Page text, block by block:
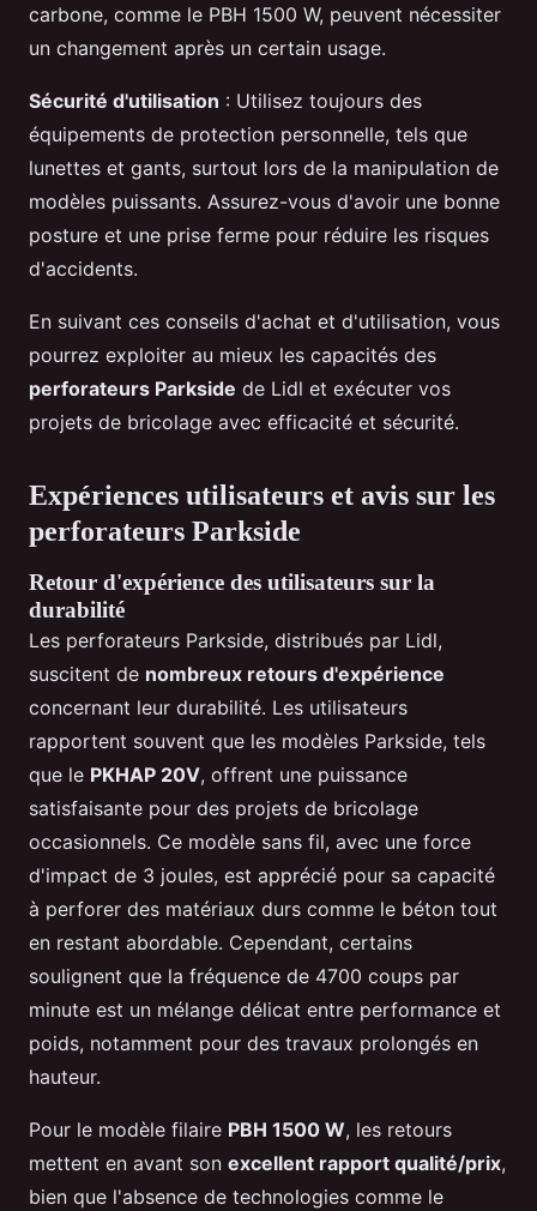
carbone, comme le PBH 1500 W, peuvent nécessiter
un changement après un certain usage.
Sécurité d'utilisation : Utilisez toujours des
équipements de protection personnelle, tels que
lunettes et gants, surtout lors de la manipulation de
modèles puissants. Assurez-vous d'avoir une bonne
posture et une prise ferme pour réduire les risques
d'accidents.
En suivant ces conseils d'achat et d'utilisation, vous
pourrez exploiter au mieux les capacités des
perforateurs Parkside de Lidl et exécuter vos
projets de bricolage avec efficacité et sécurité.
Expériences utilisateurs et avis sur les
perforateurs Parkside
Retour d'expérience des utilisateurs sur la
durabilité
Les perforateurs Parkside, distribués par Lidl,
suscitent de nombreux retours d'expérience
concernant leur durabilité. Les utilisateurs
rapportent souvent que les modèles Parkside, tels
que le PKHAP 20V, offrent une puissance
satisfaisante pour des projets de bricolage
occasionnels. Ce modèle sans fil, avec une force
d'impact de 3 joules, est apprécié pour sa capacité
à perforer des matériaux durs comme le béton tout
en restant abordable. Cependant, certains
soulignent que la fréquence de 4700 coups par
minute est un mélange délicat entre performance et
poids, notamment pour des travaux prolongés en
hauteur.
Pour le modèle filaire PBH 1500 W, les retours
mettent en avant son excellent rapport qualité/prix,
bien que l'absence de technologies comme le